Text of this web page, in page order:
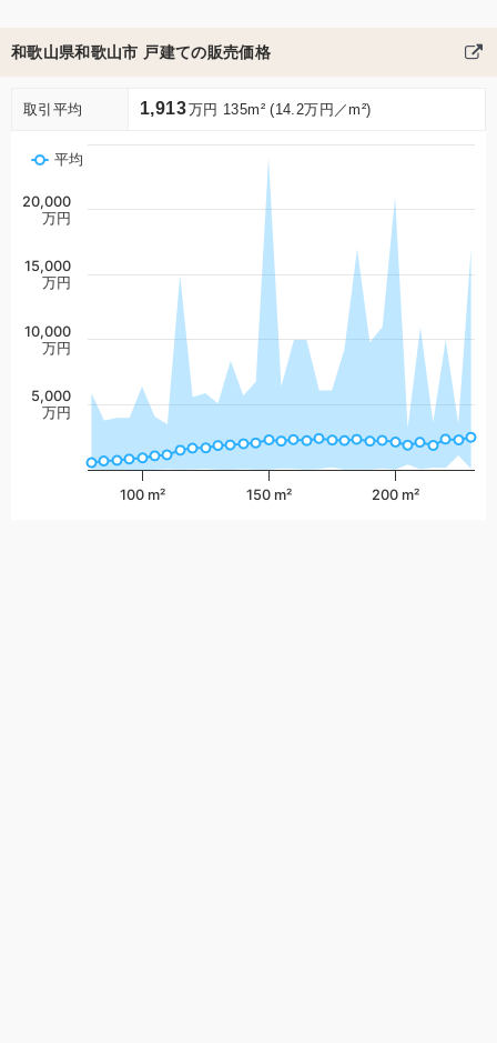
和歌山県和歌山市 戸建ての販売価格
取引平均 1,913万円 135m² (14.2万円／m²)
平均
100 m² 150 m² 200 m²
5,000
万円
10,000
万円
15,000
万円
20,000
万円